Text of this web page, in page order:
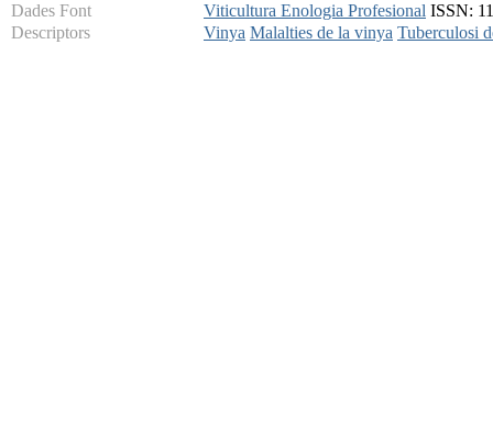
Dades Font
Viticultura Enologia Profesional ISSN:
Descriptors
Vinya Malalties de la vinya Tuberculosi